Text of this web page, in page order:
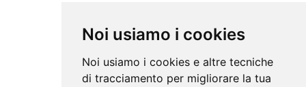
Noi usiamo i cookies
Noi usiamo i cookies e altre tecniche
di tracciamento per migliorare la tua